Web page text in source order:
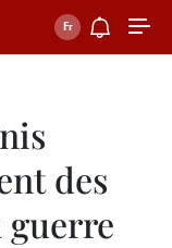
des
guerre